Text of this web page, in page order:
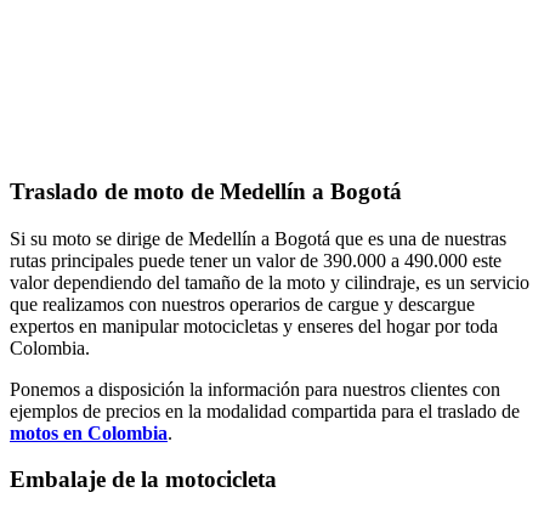
Traslado de moto de Medellín a Bogotá
Si su moto se dirige de Medellín a Bogotá que es una de nuestras
rutas principales puede tener un valor de 390.000 a 490.000 este
valor dependiendo del tamaño de la moto y cilindraje, es un servicio
que realizamos con nuestros operarios de cargue y descargue
expertos en manipular motocicletas y enseres del hogar por toda
Colombia.
Ponemos a disposición la información para nuestros clientes con
ejemplos de precios en la modalidad compartida para el traslado de
motos en Colombia.
Embalaje de la motocicleta